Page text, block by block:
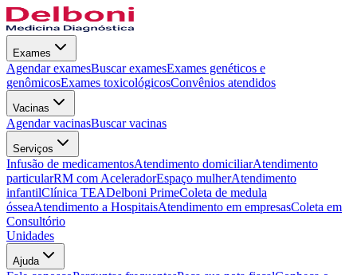
Exames
Agendar examesBuscar examesExames genéticos e
genômicosExames toxicológicosConvênios atendidos
Vacinas
Agendar vacinasBuscar vacinas
Serviços
Infusão de medicamentosAtendimento domiciliarAtendimento
particularRM com AceleradorEspaço mulherAtendimento
infantilClínica TEADelboni PrimeColeta de medula
ósseaAtendimento a HospitaisAtendimento em empresasColeta em
Consultório
Unidades
Ajuda